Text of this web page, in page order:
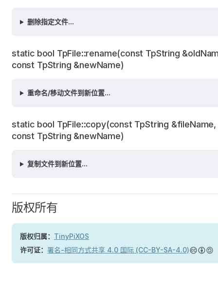
删除指定文件...
static bool TpFile::rename(const TpString
const TpString &newName)
重命名/移动文件到新位置...
static bool TpFile::copy(const TpString &fileName,
const TpString &newName)
复制文件到新位置...
版权所有
版权归属： TinyPiXOS
许可证： 署名-相同方式共享 4.0 国际 (CC-BY-SA-4.0)